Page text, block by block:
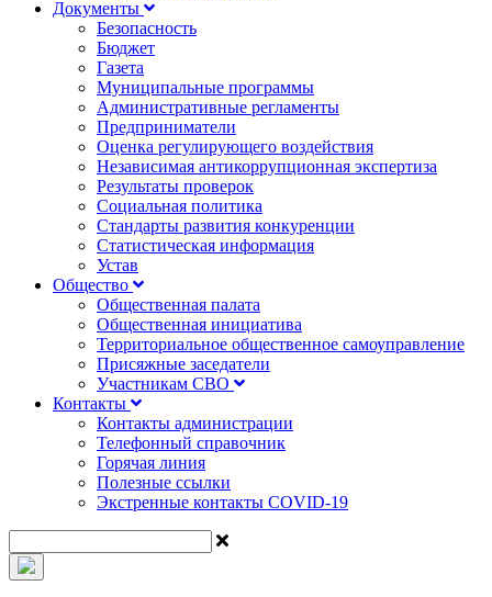
Документы
Безопасность
Бюджет
Газета
Муниципальные программы
Административные регламенты
Предприниматели
Оценка регулирующего воздействия
Независимая антикоррупционная экспертиза
Результаты проверок
Социальная политика
Стандарты развития конкуренции
Статистическая информация
Устав
Общество
Общественная палата
Общественная инициатива
Территориальное общественное самоуправление
Присяжные заседатели
Участникам СВО
Контакты
Контакты администрации
Телефонный справочник
Горячая линия
Полезные ссылки
Экстренные контакты COVID-19